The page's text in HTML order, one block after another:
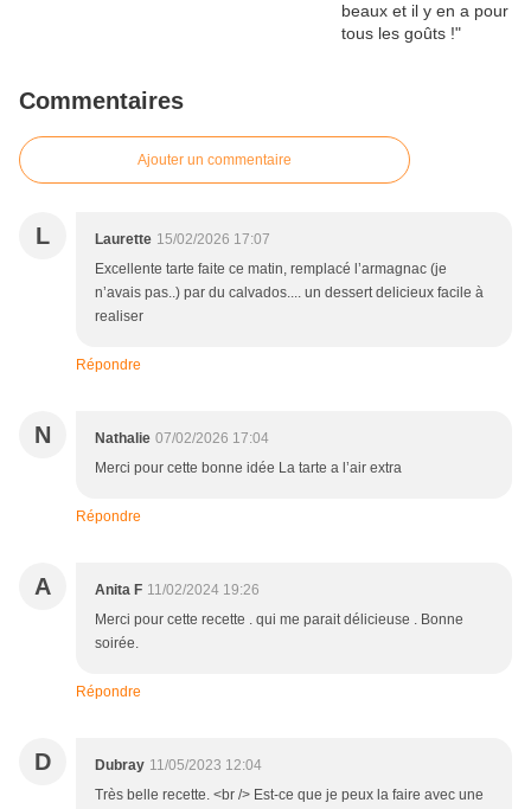
Commentaires
Ajouter un commentaire
L Laurette 15/02/2026 17:07
Excellente tarte faite ce matin, remplacé l’armagnac (je
n’avais pas..) par du calvados.... un dessert delicieux facile à
realiser
Répondre
N Nathalie 07/02/2026 17:04
Merci pour cette bonne idée La tarte a l’air extra
Répondre
A Anita F 11/02/2024 19:26
Merci pour cette recette . qui me parait délicieuse . Bonne
soirée.
Répondre
D Dubray 11/05/2023 12:04
Très belle recette. <br /> Est-ce que je peux la faire avec une